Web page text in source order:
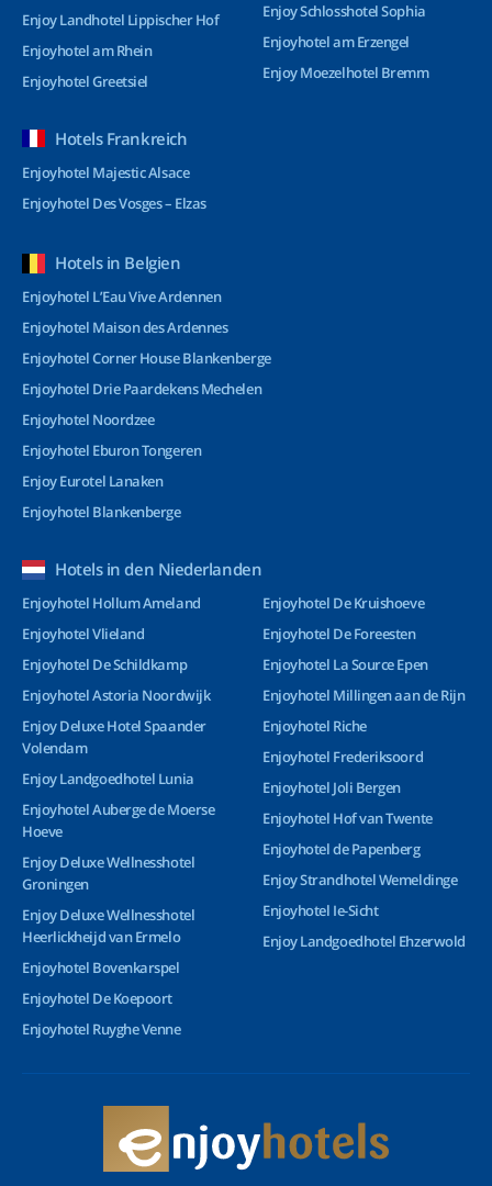
Enjoy Landhotel Lippischer Hof
Enjoyhotel am Rhein
Enjoyhotel Greetsiel
Enjoy Schlosshotel Sophia
Enjoyhotel am Erzengel
Enjoy Moezelhotel Bremm
Hotels Frankreich
Enjoyhotel Majestic Alsace
Enjoyhotel Des Vosges – Elzas
Hotels in Belgien
Enjoyhotel L’Eau Vive Ardennen
Enjoyhotel Maison des Ardennes
Enjoyhotel Corner House Blankenberge
Enjoyhotel Drie Paardekens Mechelen
Enjoyhotel Noordzee
Enjoyhotel Eburon Tongeren
Enjoy Eurotel Lanaken
Enjoyhotel Blankenberge
Hotels in den Niederlanden
Enjoyhotel Hollum Ameland
Enjoyhotel Vlieland
Enjoyhotel De Schildkamp
Enjoyhotel Astoria Noordwijk
Enjoy Deluxe Hotel Spaander
Volendam
Enjoy Landgoedhotel Lunia
Enjoyhotel Auberge de Moerse
Hoeve
Enjoy Deluxe Wellnesshotel
Groningen
Enjoy Deluxe Wellnesshotel
Heerlickheijd van Ermelo
Enjoyhotel Bovenkarspel
Enjoyhotel De Koepoort
Enjoyhotel Ruyghe Venne
Enjoyhotel De Kruishoeve
Enjoyhotel De Foreesten
Enjoyhotel La Source Epen
Enjoyhotel Millingen aan de Rijn
Enjoyhotel Riche
Enjoyhotel Frederiksoord
Enjoyhotel Joli Bergen
Enjoyhotel Hof van Twente
Enjoyhotel de Papenberg
Enjoy Strandhotel Wemeldinge
Enjoyhotel Ie-Sicht
Enjoy Landgoedhotel Ehzerwold